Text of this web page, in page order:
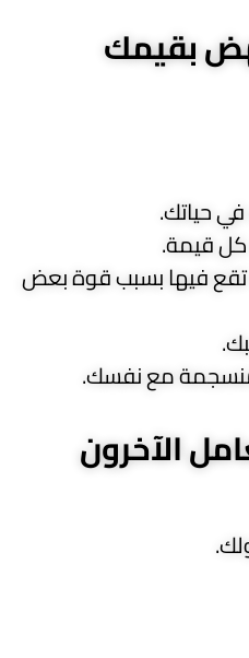
بقيمك
حياتك.
كل قيمة.
تقع فيها بسبب قوة بعض
مع نفسك.
الآخرون